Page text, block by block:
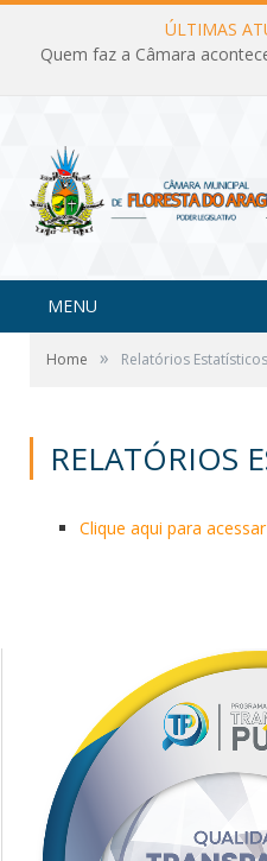
ÚLTIMAS
Quem faz a Câmara
MENU
Home » Relatórios Estatísticos
RELATÓRIOS
Clique aqui para acessar